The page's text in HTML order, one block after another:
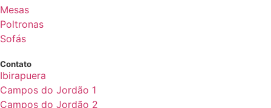
Mesas
Poltronas
Sofás
Contato
Ibirapuera
Campos do Jordão 1
Campos do Jordão 2